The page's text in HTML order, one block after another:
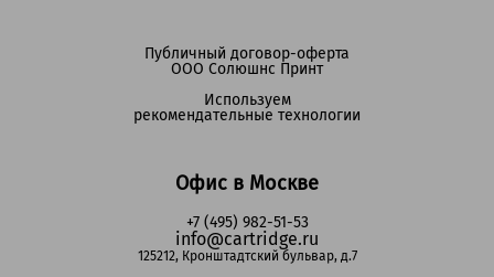
Офис в Москве
+7 (495) 982-51-53
info@cartridge.ru
125212, Кронштадтский бульвар, д.7
Публичный договор-оферта
ООО Солюшнс Принт
Используем
рекомендательные технологии